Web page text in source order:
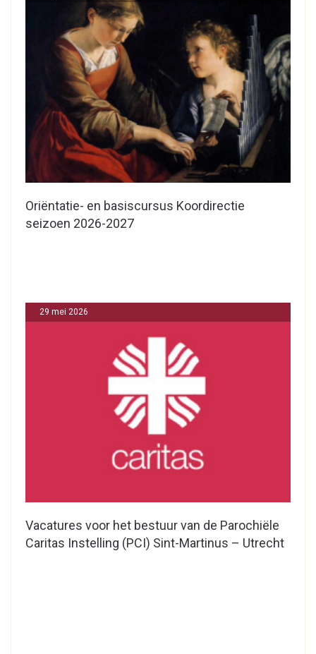
Oriëntatie- en basiscursus Koordirectie
seizoen 2026-2027
Vacatures voor het bestuur van de Parochiële
Caritas Instelling (PCI) Sint-Martinus – Utrecht
29 mei 2026